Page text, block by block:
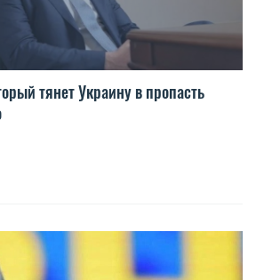
тянет Украину в пропасть